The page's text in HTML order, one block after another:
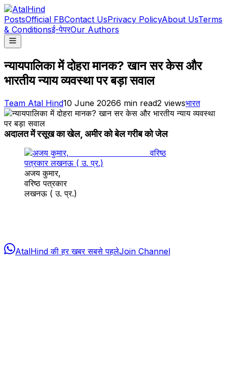
PostsOfficial FBContact UsPrivacy PolicyAbout UsTerms
& Conditionsई-पेपरOur Authors
न्यायपालिका में दोहरा मानक? खान सर केस और
भारतीय न्याय व्यवस्था पर बड़ा सवाल
Team Atal Hind10 June 20266 min read2 viewsभारत
अदालत में रसूख का खेल, अमीर को बेल गरीब को जेल
अजय कुमार,
वरिष्ठ पत्रकार
लखनऊ ( उ. प्र.)
AtalHind की हर खबर सबसे पहलेJoin Channel